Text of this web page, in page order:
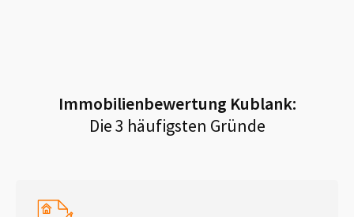
Immobilienbewertung Kublank:
Die 3 häufigsten Gründe